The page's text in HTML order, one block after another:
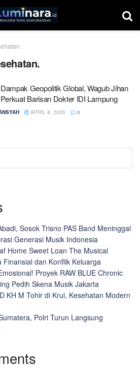
Geopolitik Global, Wagub Jihan
Barisan Dokter IDI Lampung
APRIL 8, 2026 0
Sosok Trisno PAS Band Meninggal
Generasi Musik Indonesia
Home Sweet Loan The Musical
Finansial dan Konflik Keluarga
Proyek RAW BLUE Chronic
Pedih Skena Musik Jakarta
KH M Tohir di Krui, Kesehatan Modern
Polri Turun Langsung